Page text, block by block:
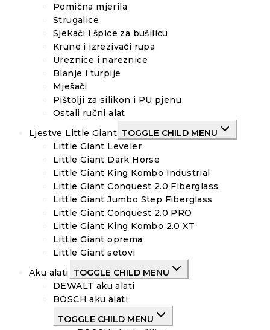
Pomična mjerila
Strugalice
Sjekači i špice za bušilicu
Krune i izrezivači rupa
Ureznice i nareznice
Blanje i turpije
Mješači
Pištolji za silikon i PU pjenu
Ostali ručni alat
Ljestve Little Giant TOGGLE CHILD MENU
Little Giant Leveler
Little Giant Dark Horse
Little Giant King Kombo Industrial
Little Giant Conquest 2.0 Fiberglass
Little Giant Jumbo Step Fiberglass
Little Giant Conquest 2.0 PRO
Little Giant King Kombo 2.0 XT
Little Giant oprema
Little Giant setovi
Aku alati TOGGLE CHILD MENU
DEWALT aku alati
BOSCH aku alati
TOGGLE CHILD MENU